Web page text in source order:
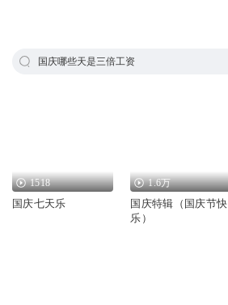
国庆哪些天是三倍工资
1518
国庆七天乐
1.6万
国庆特辑（国庆节快
乐）